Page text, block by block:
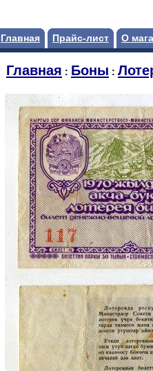
Главная Прайс-лист О
Главная : Боны :